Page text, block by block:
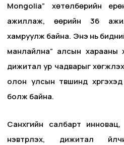
Mongolia” хөтөлбөрийн
ажиллаж, өөрийн 36
хамруулж байна. Энэ нь
манлайлна” алсын харааны
дижитал ур чадварыг
олон улсын түвшинд
болж байна.
Санхүүгийн салбарт
нэвтрүүлэх, дижитал